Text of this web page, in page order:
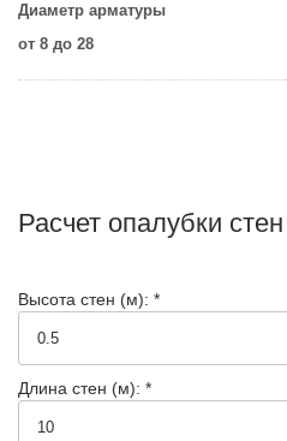
Диаметр арматуры
от 8 до 28
Расчет опалубки стен
Высота стен (м): *
Длина стен (м): *